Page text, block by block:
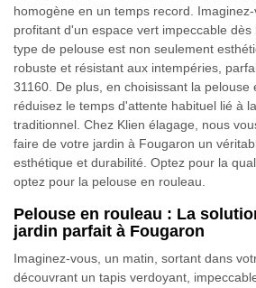
homogène en un temps record. Imaginez-
profitant d'un espace vert impeccable
type de pelouse est non seulement
robuste et résistant aux intempéries,
31160. De plus, en choisissant la pelouse
réduisez le temps d'attente habituel lié à
traditionnel. Chez Klien élagage, nous
faire de votre jardin à Fougaron un
esthétique et durabilité. Optez pour la
optez pour la pelouse en rouleau.
Pelouse en rouleau : La
jardin parfait à Fougaron
Imaginez-vous, un matin, sortant dans
découvrant un tapis verdoyant,